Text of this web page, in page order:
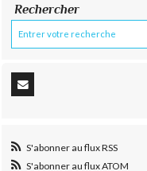
Rechercher
S'abonner au flux RSS
S'abonner au flux ATOM